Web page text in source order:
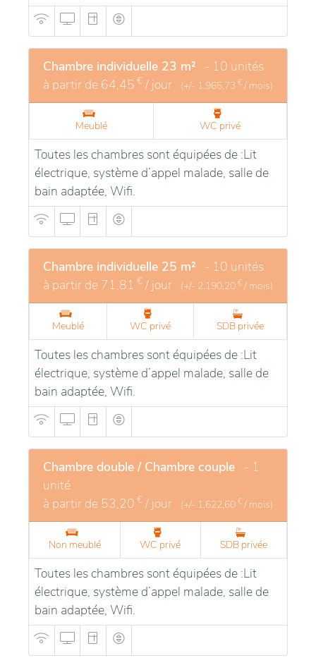
Chambre individuelle 23 m² - 10 unités
à partir de 64,45 € / jour (+/- 1.965,73 € / mois)
Meublé WC privé
Toutes les chambres sont équipées de :Lit
électrique, système d’appel malade, salle de
bain adaptée, Wifi.
Chambre individuelle 25 m² - 10 unités
à partir de 71,81 € / jour (+/- 2.190,20 € / mois)
Meublé WC privé SDB privée
Toutes les chambres sont équipées de :Lit
électrique, système d’appel malade, salle de
bain adaptée, Wifi.
Chambre double / Chambre couple - 1
unité
à partir de 53,20 € / jour (+/- 1.622,60 € / mois)
Non meublé WC privé SDB privée
Toutes les chambres sont équipées de :Lit
électrique, système d’appel malade, salle de
bain adaptée, Wifi.